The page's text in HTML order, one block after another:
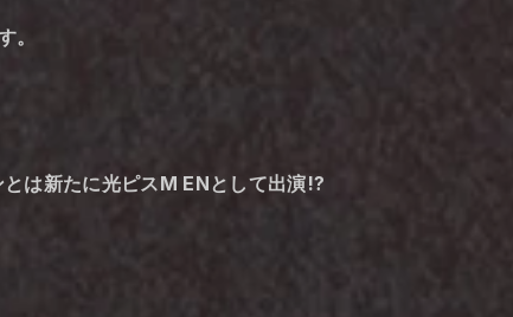
。
は新たに光ピスM ENとして出演⁉︎